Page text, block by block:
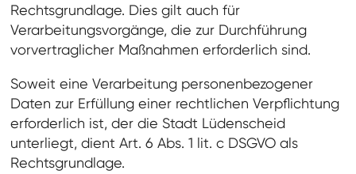
Rechtsgrundlage. Dies gilt auch für
Verarbeitungsvorgänge, die zur Durchführung
vorvertraglicher Maßnahmen erforderlich sind.
Soweit eine Verarbeitung personenbezogener
Daten zur Erfüllung einer rechtlichen Verpflichtung
erforderlich ist, der die Stadt Lüdenscheid
unterliegt, dient Art. 6 Abs. 1 lit. c DSGVO als
Rechtsgrundlage.